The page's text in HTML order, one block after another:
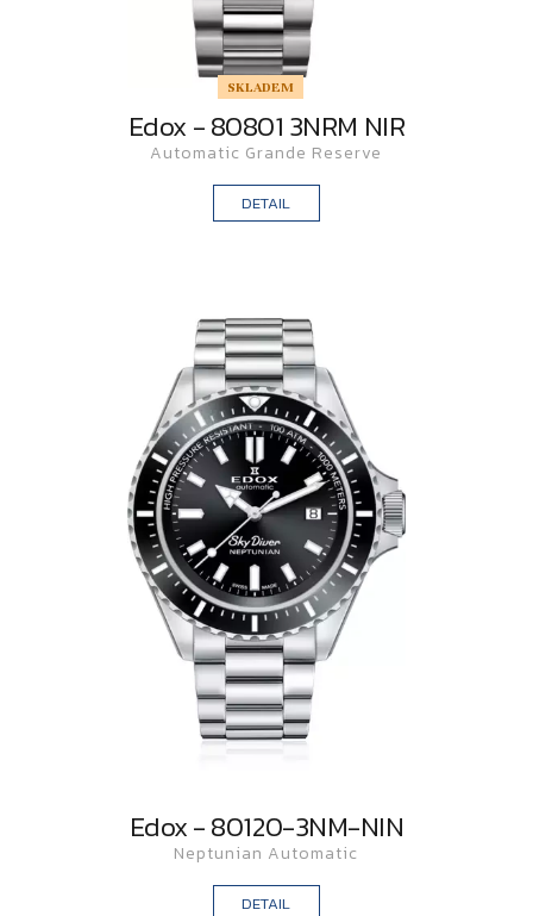
SKLADEM
Edox - 80801 3NRM NIR
Automatic Grande Reserve
DETAIL
Edox - 80120-3NM-NIN
Neptunian Automatic
DETAIL